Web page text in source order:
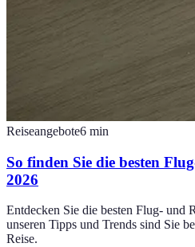
Reiseangebote6 min
So finden Sie die besten
2026
Entdecken Sie die besten Flug- und
unseren Tipps und Trends sind Sie
Reise.